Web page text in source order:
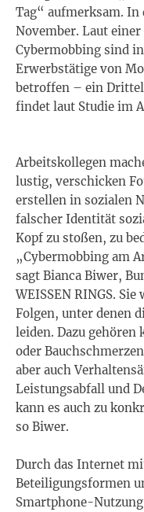
Tag“ aufmerksam. In
November. Laut einer
Cybermobbing sind
Erwerbstätige von
betroffen – ein
findet laut Studie im
Arbeitskollegen
lustig, verschicken
erstellen in sozialen
falscher Identität
Kopf zu stoßen, zu
„Cybermobbing am
sagt Bianca Biwer,
WEISSEN RINGS.
Folgen, unter denen
leiden. Dazu
oder
aber auch
Leistungsabfall und
kann es auch zu
so Biwer.
Durch das Internet
Beteiligungsformen
Smartphone-